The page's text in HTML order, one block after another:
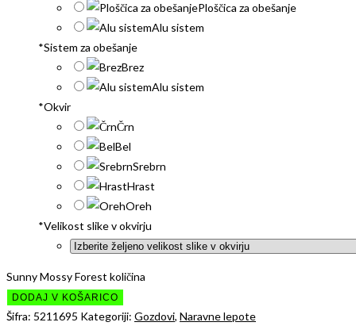
Ploščica za obešanje
Alu sistem
*Sistem za obešanje
Brez
Alu sistem
*Okvir
Črn
Bel
Srebrn
Hrast
Oreh
*Velikost slike v okvirju
Sunny Mossy Forest količina
DODAJ V KOŠARICO
Šifra: 5211695 Kategoriji: Gozdovi, Naravne lepote